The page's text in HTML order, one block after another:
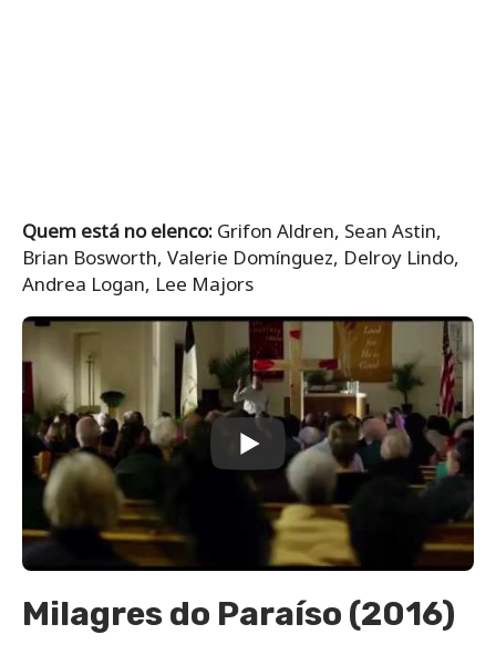
Quem está no elenco: Grifon Aldren, Sean Astin,
Brian Bosworth, Valerie Domínguez, Delroy Lindo,
Andrea Logan, Lee Majors
Milagres do Paraíso (2016)